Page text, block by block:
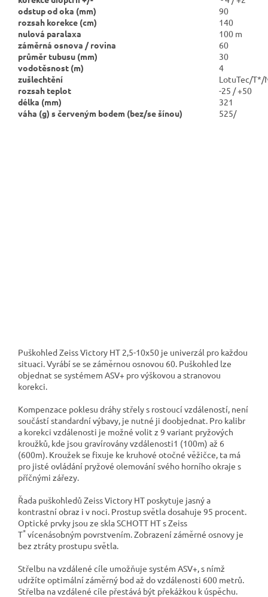
odstup od oka (mm)
90
rozsah korekce (cm)
140
nulová paralaxa
100 m
záměrná osnova / rovina
60
průměr tubusu (mm)
30
vodotěsnost (m)
4
zušlechtění
LotuTec/T*/
rozsah teplot
-25 / +50
délka (mm)
321
váha (g) s červeným bodem (bez/se šínou) 525/
Puškohled Zeiss Victory HT 2,5-10x50 je univerzál pro každou
situaci. Vyrábí se se záměrnou osnovou 60. Puškohled lze
objednat se systémem ASV+ pro výškovou a stranovou
korekci.
Kompenzace poklesu dráhy střely s rostoucí vzdáleností, není
součástí standardní výbavy, je nutné ji doobjednat. Pro kalibr
a korekci vzdálenosti je možné volit z 9 variant pryžových
kroužků, kde jsou gravírovány vzdálenosti1 (100m) až 6
(600m). Kroužek se fixuje ke kruhové otočné věžičce, ta má
pro jisté ovládání pryžové olemování svého horního okraje s
příčnými zářezy.
Řada puškohledů Zeiss Victory HT poskytuje jasný a
kontrastní obraz i v noci. Prostup světla dosahuje 95 procent.
Optické prvky jsou ze skla SCHOTT HT s Zeiss
T*vícenásobným povrstvením. Zobrazení záměrné osnovy je
bez ztráty prostupu světla.
Střelbu na vzdálené cíle umožňuje systém ASV+, s nímž
udržíte optimální záměrný bod až do vzdálenosti 600 metrů.
Střelba na vzdálené cíle přestává být překážkou k úspěchu.